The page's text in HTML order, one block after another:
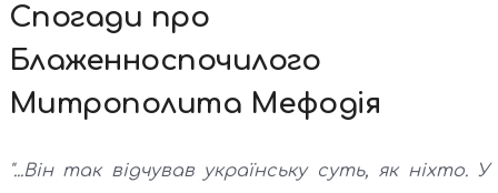
Спогади про
Блаженноспочилого
Митрополита Мефодія
"...Він так відчував українську суть, як ніхто. У